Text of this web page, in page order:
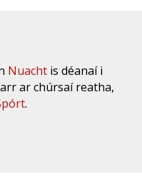
Nuacht is déanaí i
ar chúrsaí reatha,
.